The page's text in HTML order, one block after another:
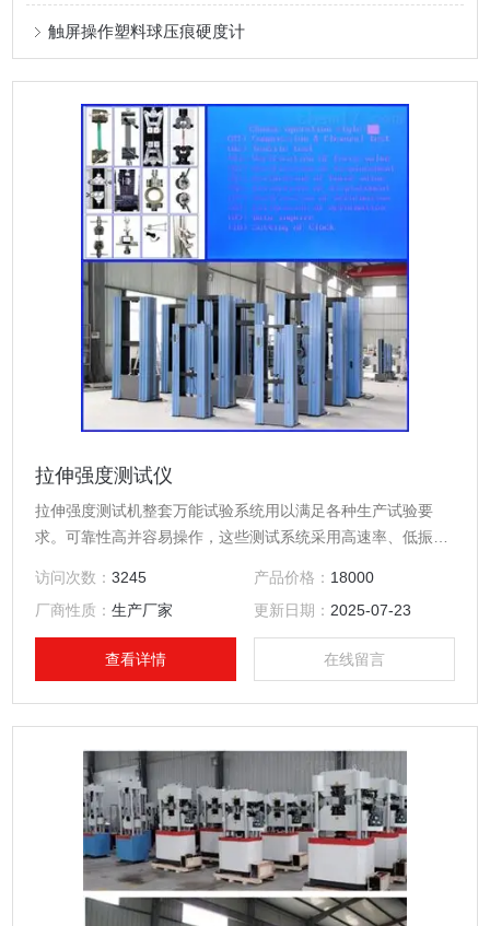
触屏操作塑料球压痕硬度计
拉伸强度测试仪
拉伸强度测试机整套万能试验系统用以满足各种生产试验要
求。可靠性高并容易操作，这些测试系统采用高速率、低振动
内实现力控、位移控或应变控的试验。
访问次数：3245 产品价格： 18000
厂商性质：生产厂家 更新日期： 2025-07-23
查看详情 在线留言